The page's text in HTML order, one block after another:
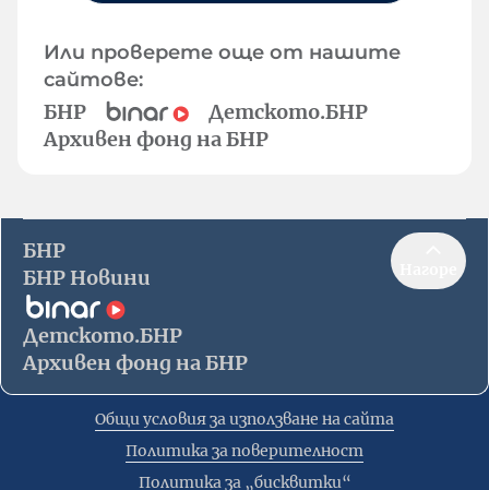
Или проверете още от нашите
сайтове:
БНР
Детското.БНР
Архивен фонд на БНР
БНР
БНР Новини
Детското.БНР
Архивен фонд на БНР
Общи условия за използване на сайта
Политика за поверителност
Политика за „бисквитки“